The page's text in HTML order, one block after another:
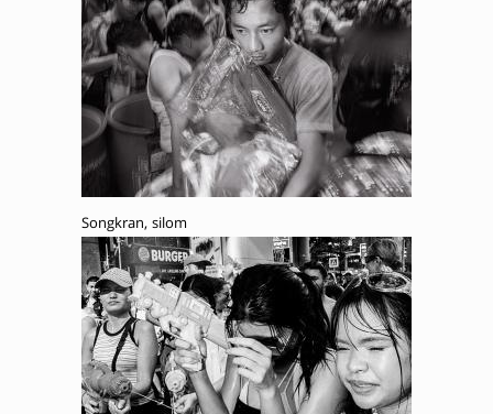
Songkran, silom